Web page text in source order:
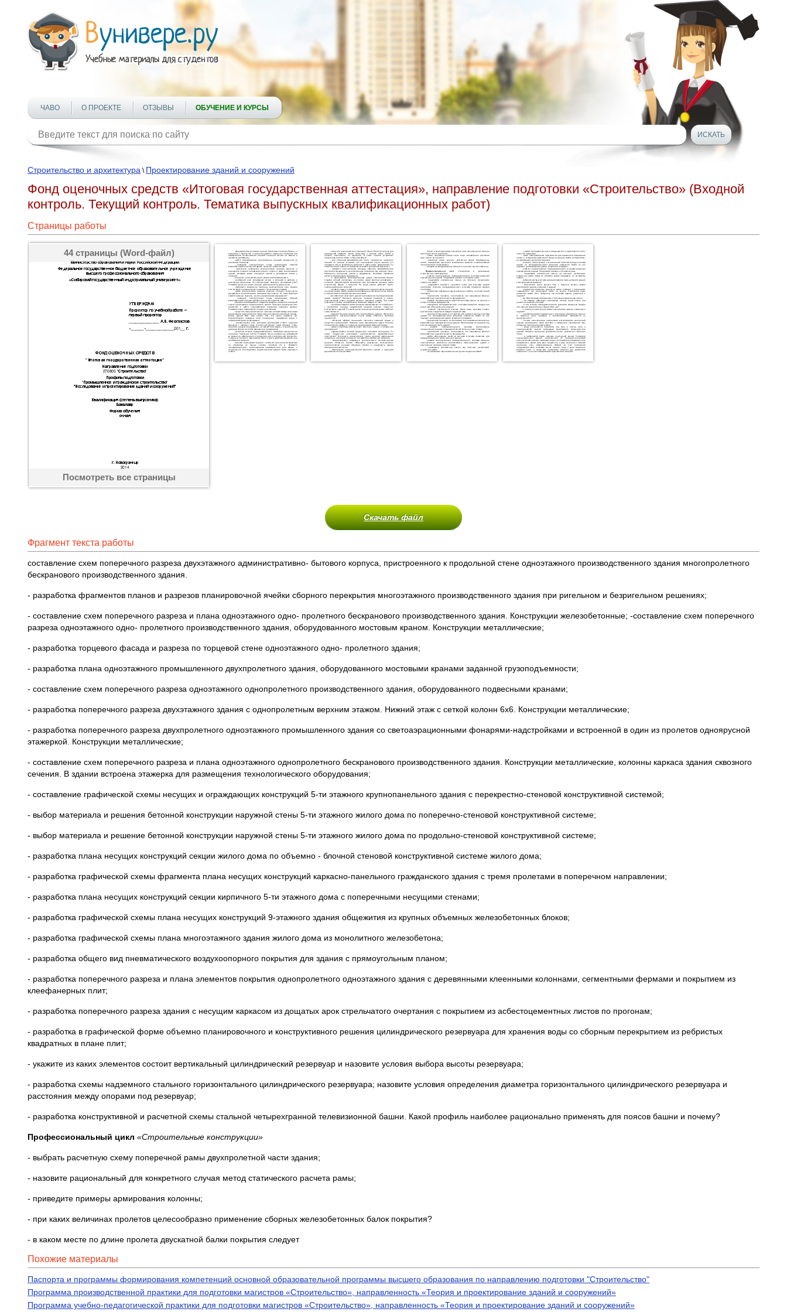
ЧАВО О ПРОЕКТЕ ОТЗЫВЫ ОБУЧЕНИЕ И КУРСЫ
Строительство и архитектура \ Проектирование зданий и сооружений
Фонд оценочных средств «Итоговая государственная аттестация», направление подготовки «Строительство» (Входной
контроль. Текущий контроль. Тематика выпускных квалификационных работ)
Страницы работы
44 страницы (Word-файл)
Посмотреть все страницы
Скачать файл
Фрагмент текста работы
составление схем поперечного разреза двухэтажного административно- бытового корпуса, пристроенного к продольной стене одноэтажного производственного здания многопролетного
бескранового производственного здания.
- разработка фрагментов планов и разрезов планировочной ячейки сборного перекрытия многоэтажного производственного здания при ригельном и безригельном решениях;
- составление схем поперечного разреза и плана одноэтажного одно- пролетного бескранового производственного здания. Конструкции железобетонные; -составление схем поперечного
разреза одноэтажного одно- пролетного производственного здания, оборудованного мостовым краном. Конструкции металлические;
- разработка торцевого фасада и разреза по торцевой стене одноэтажного одно- пролетного здания;
- разработка плана одноэтажного промышленного двухпролетного здания, оборудованного мостовыми кранами заданной грузоподъемности;
- составление схем поперечного разреза одноэтажного однопролетного производственного здания, оборудованного подвесными кранами;
- разработка поперечного разреза двухэтажного здания с однопролетным верхним этажом. Нижний этаж с сеткой колонн 6x6. Конструкции металлические;
- разработка поперечного разреза двухпролетного одноэтажного промышленного здания со светоаэрационными фонарями-надстройками и встроенной в один из пролетов одноярусной
этажеркой. Конструкции металлические;
- составление схем поперечного разреза и плана одноэтажного однопролетного бескранового производственного здания. Конструкции металлические, колонны каркаса здания сквозного
сечения. В здании встроена этажерка для размещения технологического оборудования;
- составление графической схемы несущих и ограждающих конструкций 5-ти этажного крупнопанельного здания с перекрестно-стеновой конструктивной системой;
- выбор материала и решения бетонной конструкции наружной стены 5-ти этажного жилого дома по поперечно-стеновой конструктивной системе;
- выбор материала и решение бетонной конструкции наружной стены 5-ти этажного жилого дома по продольно-стеновой конструктивной системе;
- разработка плана несущих конструкций секции жилого дома по объемно - блочной стеновой конструктивной системе жилого дома;
- разработка графической схемы фрагмента плана несущих конструкций каркасно-панельного гражданского здания с тремя пролетами в поперечном направлении;
- разработка плана несущих конструкций секции кирпичного 5-ти этажного дома с поперечными несущими стенами;
- разработка графической схемы плана несущих конструкций 9-этажного здания общежития из крупных объемных железобетонных блоков;
- разработка графической схемы плана многоэтажного здания жилого дома из монолитного железобетона;
- разработка общего вид пневматического воздухоопорного покрытия для здания с прямоугольным планом;
- разработка поперечного разреза и плана элементов покрытия однопролетного одноэтажного здания с деревянными клеенными колоннами, сегментными фермами и покрытием из
клеефанерных плит;
- разработка поперечного разреза здания с несущим каркасом из дощатых арок стрельчатого очертания с покрытием из асбестоцементных листов по прогонам;
- разработка в графической форме объемно планировочного и конструктивного решения цилиндрического резервуара для хранения воды со сборным перекрытием из ребристых
квадратных в плане плит;
- укажите из каких элементов состоит вертикальный цилиндрический резервуар и назовите условия выбора высоты резервуара;
- разработка схемы надземного стального горизонтального цилиндрического резервуара; назовите условия определения диаметра горизонтального цилиндрического резервуара и
расстояния между опорами под резервуар;
- разработка конструктивной и расчетной схемы стальной четырехгранной телевизионной башни. Какой профиль наиболее рационально применять для поясов башни и почему?
Профессиональный цикл «Строительные конструкции»
- выбрать расчетную схему поперечной рамы двухпролетной части здания;
- назовите рациональный для конкретного случая метод статического расчета рамы;
- приведите примеры армирования колонны;
- при каких величинах пролетов целесообразно применение сборных железобетонных балок покрытия?
- в каком месте по длине пролета двускатной балки покрытия следует
Похожие материалы
Паспорта и программы формирования компетенций основной образовательной программы высшего образования по направлению подготовки "Строительство"
Программа производственной практики для подготовки магистров «Строительство», направленность «Теория и проектирование зданий и сооружений»
Программа учебно-педагогической практики для подготовки магистров «Строительство», направленность «Теория и проектирование зданий и сооружений»